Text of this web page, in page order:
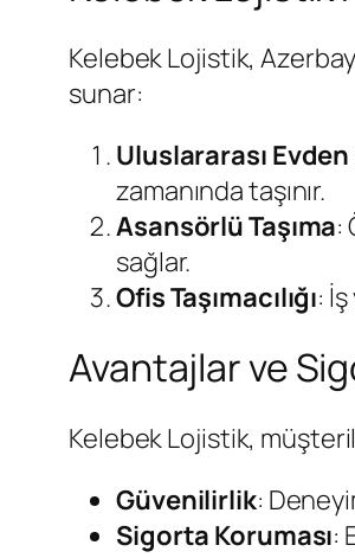
Kelebek Lojistik,
sunar:
Uluslararası
zamanında taşınır.
Asansörlü Taşıma:
sağlar.
Ofis Taşımacılığı:
Avantajlar ve
Kelebek Lojistik,
Güvenilirlik:
Sigorta Koruması: